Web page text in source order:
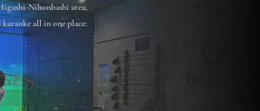
Nihonbashi area,
all in one place.